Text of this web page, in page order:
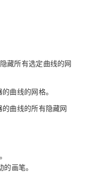
藏所有选定曲线的网
曲线的网格。
曲线的所有隐藏网
画笔。